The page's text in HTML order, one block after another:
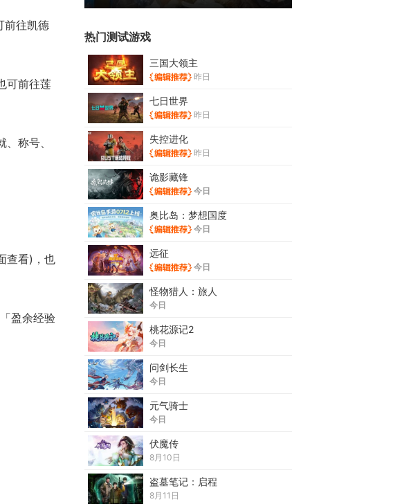
前往凯德
可前往莲
称号、
查看)，也
盈余经验
热门测试游戏
三国大领主
昨日
七日世界
昨日
失控进化
昨日
诡影藏锋
今日
奥比岛：梦想国度
今日
远征
今日
怪物猎人：旅人
今日
桃花源记2
今日
问剑长生
今日
元气骑士
今日
伏魔传
8月10日
盗墓笔记：启程
8月11日